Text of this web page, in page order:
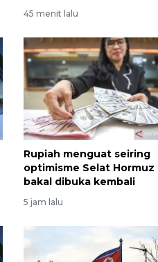
45 menit lalu
Rupiah menguat seiring
optimisme Selat Hormuz
bakal dibuka kembali
5 jam lalu